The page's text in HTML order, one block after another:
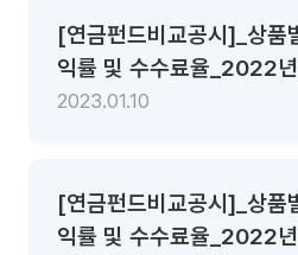
[연금펀드비교공시]_상품
익률 및 수수료율_2022
기준
2023.01.10
[연금펀드비교공시]_상품
익률 및 수수료율_2022